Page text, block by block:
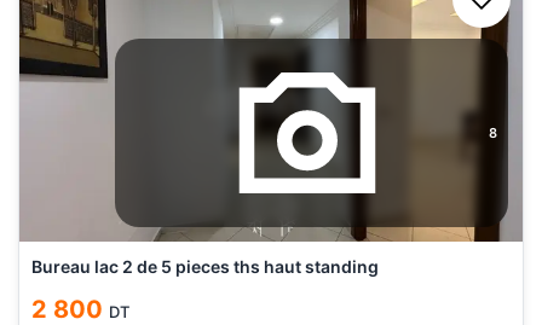
8
Bureau lac 2 de 5 pieces ths haut standing
2 800 DT